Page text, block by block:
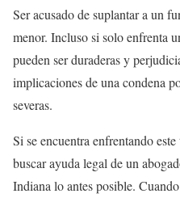
Ser acusado de suplantar a un
menor. Incluso si solo enfrenta
pueden ser duraderas y
implicaciones de una condena
severas.
Si se encuentra enfrentando
buscar ayuda legal de un
Indiana lo antes posible.